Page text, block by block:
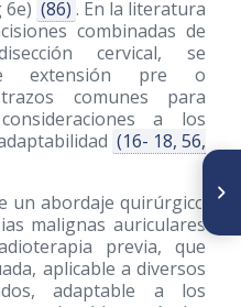
6e) (86) . En la literatura
combinadas de
cervical, se
extensión pre o
comunes para
a los
(16- 18, 56,
un abordaje quirúrgico
malignas auriculares
previa, que
aplicable a diversos
adaptable a los
Normativas universitarias de
generales y médicos
en sus primeros 500 años.
Siglos XII-XVII